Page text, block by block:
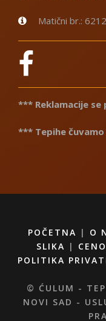
Matični br.:
*** Reklamacije se
*** Tepihe
POČETNA | O
SLIKA |
POLITIKA
© ĆULUM -
NOVI SAD -